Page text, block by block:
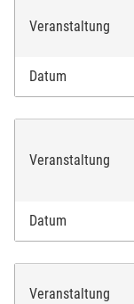
Veranstaltung
Datum
Veranstaltung
Datum
Veranstaltung